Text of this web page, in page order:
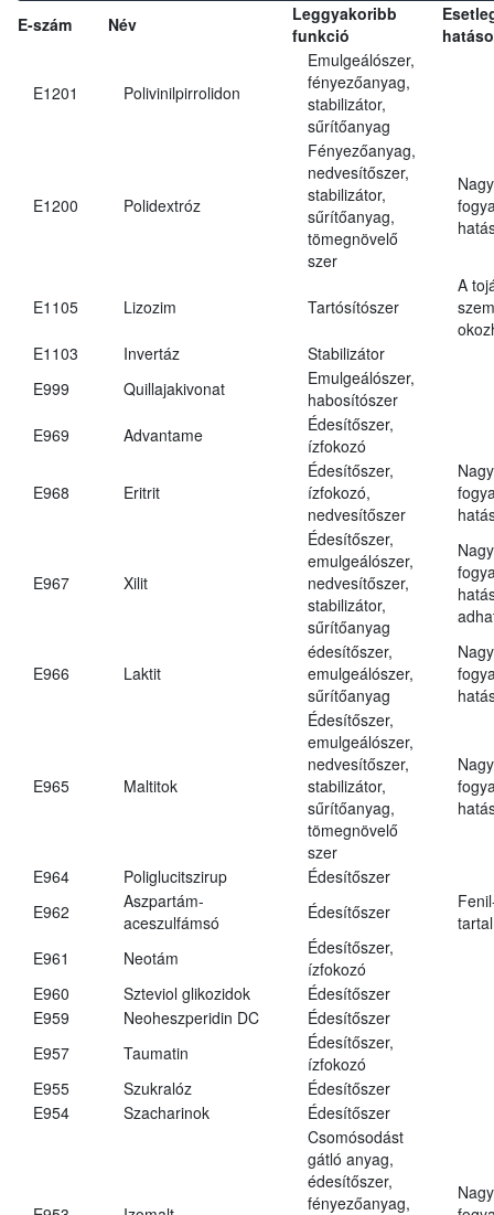
E-szám Név
Leggyakoribb
funkció
E1201 Polivinilpirrolidon
Emulgeálószer,
fényezőanyag,
stabilizátor,
sűrítőanyag
E1200 Polidextróz
Fényezőanyag,
nedvesítőszer,
stabilizátor,
sűrítőanyag,
tömegnövelő
szer
E1105 Lizozim Tartósítószer
A
E1103
Invertáz
Stabilizátor
E999
Quillajakivonat
Emulgeálószer,
habosítószer
E969
Advantame
Édesítőszer,
ízfokozó
E968 Eritrit
Édesítőszer,
ízfokozó,
nedvesítőszer
E967 Xilit
Édesítőszer,
emulgeálószer,
nedvesítőszer,
stabilizátor,
sűrítőanyag
E966 Laktit
édesítőszer,
emulgeálószer,
sűrítőanyag
E965 Maltitok
Édesítőszer,
emulgeálószer,
nedvesítőszer,
stabilizátor,
sűrítőanyag,
tömegnövelő
szer
E964 Poliglucitszirup
Édesítőszer
E962
Aszpartám-
aceszulfámsó
Édesítőszer
E961
Neotám
Édesítőszer,
ízfokozó
E960
Szteviol glikozidok
Édesítőszer
E959
Neoheszperidin DC
Édesítőszer
E957
Taumatin
Édesítőszer,
ízfokozó
E955
Szukralóz
Édesítőszer
E954
Szacharinok Édesítőszer
Csomósodást
gátló anyag,
édesítőszer,
fényezőanyag,